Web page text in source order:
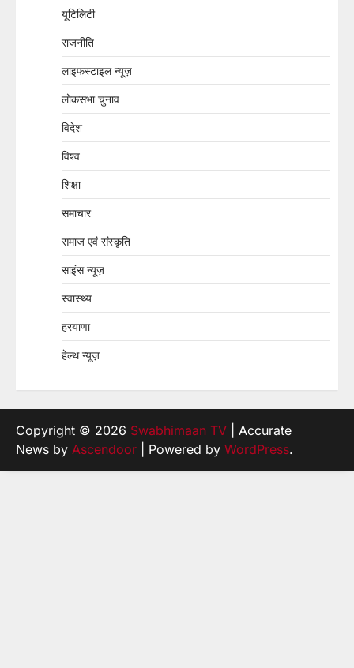
यूटिलिटी
राजनीति
लाइफस्टाइल न्यूज़
लोकसभा चुनाव
विदेश
विश्व
शिक्षा
समाचार
समाज एवं संस्कृति
साइंस न्यूज़
स्वास्थ्य
हरयाणा
हेल्थ न्यूज़
Copyright © 2026 Swabhimaan TV | Accurate
News by Ascendoor | Powered by WordPress.